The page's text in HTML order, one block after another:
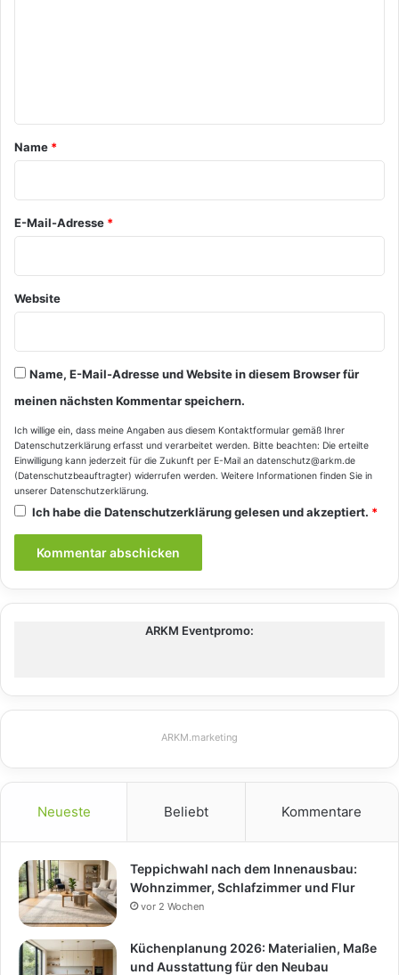
a
*
Name *
E-Mail-Adresse *
Website
Name, E-Mail-Adresse und Website in diesem Browser für
meinen nächsten Kommentar speichern.
Ich willige ein, dass meine Angaben aus diesem Kontaktformular gemäß Ihrer
Datenschutzerklärung erfasst und verarbeitet werden. Bitte beachten: Die erteilte
Einwilligung kann jederzeit für die Zukunft per E-Mail an datenschutz@arkm.de
(Datenschutzbeauftragter) widerrufen werden. Weitere Informationen finden Sie in
unserer Datenschutzerklärung.
Ich habe dieDatenschutzerklärunggelesen und akzeptiert. *
ARKM Eventpromo:
ARKM.marketing
Neueste Beliebt Kommentare
Teppichwahl nach dem Innenausbau:
Wohnzimmer, Schlafzimmer und Flur
vor 2 Wochen
Küchenplanung 2026: Materialien, Maße
und Ausstattung für den Neubau